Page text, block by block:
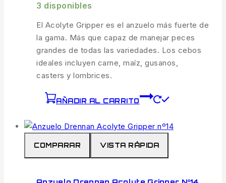
3 disponibles
El Acolyte Gripper es el anzuelo más fuerte de
la gama. Más que capaz de manejar peces
grandes de todas las variedades. Los cebos
ideales incluyen carne, maíz, gusanos,
casters y lombrices.
AÑADIR AL CARRITO
COMPARAR VISTA RÁPIDA